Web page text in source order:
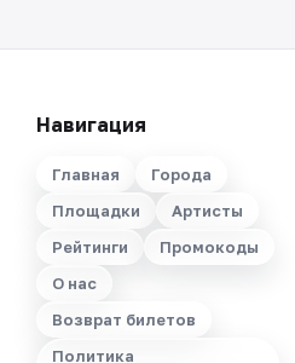
Навигация
Главная
Города
Площадки
Артисты
Рейтинги
Промокоды
О нас
Возврат билетов
Политика